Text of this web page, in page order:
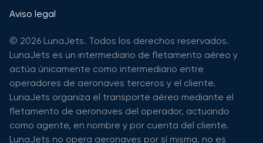
Aviso legal
© 2026 LunaJets. Todos los derechos reservados.
LunaJets es un intermediario de fletamento aéreo y
actúa únicamente como intermediario entre
operadores de aeronaves terceros y el cliente.
LunaJets organiza el transporte aéreo mediante el
fletamento de aeronaves del operador, actuando
como agente, en nombre y por cuenta del cliente.
LunaJets no opera aeronaves por sí misma, no es